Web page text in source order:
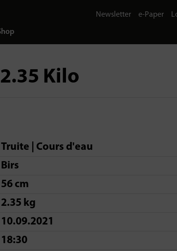
Newsletter e-Paper
Kilo
Truite | Cours d'eau
Birs
56 cm
2.35 kg
10.09.2021
18:30